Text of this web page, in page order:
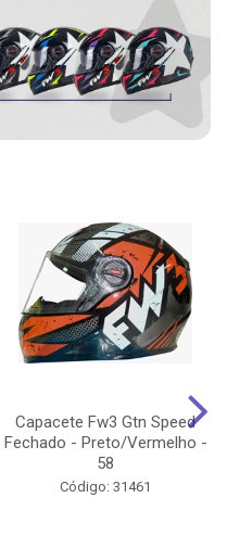
Capacete Fw3 Gtn Speed
Fechado - Preto/Vermelho -
58
Código: 31461